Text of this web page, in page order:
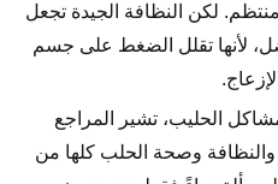
لكن النظافة الجيدة تجعل
لأنها تقلل الضغط على جسم
الحليب، تشير المراجع
والنظافة وصحة الحلب كلها من